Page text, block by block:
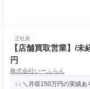
正社員
【店舗買取営業】/
円
株式会社いーふらん
＼月収150万円の実績あ